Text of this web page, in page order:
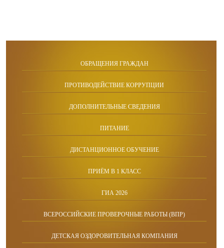
ОБРАЩЕНИЯ ГРАЖДАН
ПРОТИВОДЕЙСТВИЕ КОРРУПЦИИ
ДОПОЛНИТЕЛЬНЫЕ СВЕДЕНИЯ
ПИТАНИЕ
ДИСТАНЦИОННОЕ ОБУЧЕНИЕ
ПРИЁМ В 1 КЛАСС
ГИА 2026
ВСЕРОССИЙСКИЕ ПРОВЕРОЧНЫЕ РАБОТЫ (ВПР)
ДЕТСКАЯ ОЗДОРОВИТЕЛЬНАЯ КОМПАНИЯ